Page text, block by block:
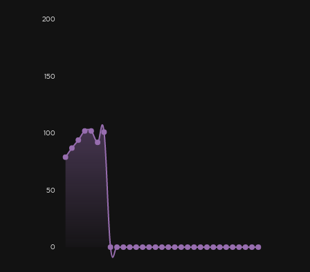
0
50
100
150
200